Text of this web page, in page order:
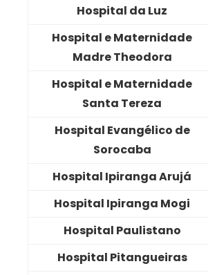
Hospital da Luz
Hospital e Maternidade
Madre Theodora
Hospital e Maternidade
Santa Tereza
Hospital Evangélico de
Sorocaba
Hospital Ipiranga Arujá
Hospital Ipiranga Mogi
Hospital Paulistano
Hospital Pitangueiras